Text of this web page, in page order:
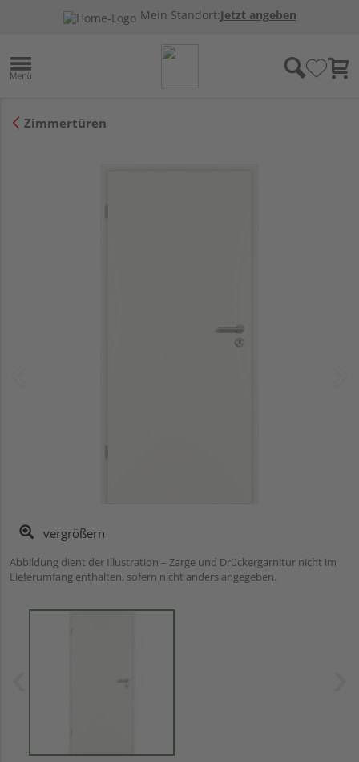
Mein Standort:Jetzt angeben
Zimmertüren
vergrößern
Abbildung dient der Illustration – Zarge und Drückergarnitur nicht im
Lieferumfang enthalten, sofern nicht anders angegeben.